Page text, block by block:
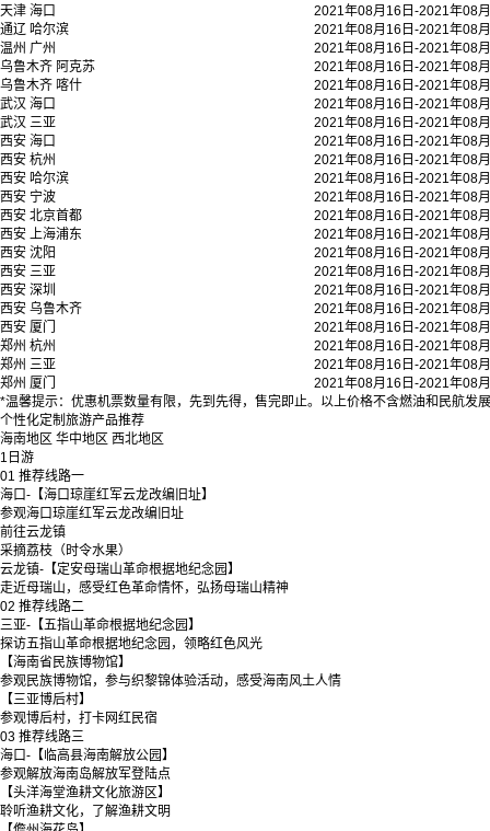
天津 海口
2021年08月16日-2021年08
通辽 哈尔滨
2021年08月16日-2021年08
温州 广州
2021年08月16日-2021年08
乌鲁木齐 阿克苏
2021年08月16日-2021年08
乌鲁木齐 喀什
2021年08月16日-2021年08
武汉 海口
2021年08月16日-2021年08
武汉 三亚
2021年08月16日-2021年08
西安 海口
2021年08月16日-2021年08
西安 杭州
2021年08月16日-2021年08
西安 哈尔滨
2021年08月16日-2021年08
西安 宁波
2021年08月16日-2021年08
西安 北京首都
2021年08月16日-2021年08
西安 上海浦东
2021年08月16日-2021年08
西安 沈阳
2021年08月16日-2021年08
西安 三亚
2021年08月16日-2021年08
西安 深圳
2021年08月16日-2021年08
西安 乌鲁木齐
2021年08月16日-2021年08
西安 厦门
2021年08月16日-2021年08
郑州 杭州
2021年08月16日-2021年08
郑州 三亚
2021年08月16日-2021年08
郑州 厦门
2021年08月16日-2021年08
*温馨提示：优惠机票数量有限，先到先得，售完即止。以上价格不含燃油和民航发
个性化定制旅游产品推荐
海南地区 华中地区 西北地区
1 日游
01 推荐线路一
海口-【海口琼崖红军云龙改编旧址】
参观海口琼崖红军云龙改编旧址
前往云龙镇
采摘荔枝（时令水果）
云龙镇-【定安母瑞山革命根据地纪念园】
走近母瑞山，感受红色革命情怀，弘扬母瑞山精神
02 推荐线路二
三亚-【五指山革命根据地纪念园】
探访五指山革命根据地纪念园，领略红色风光
【海南省民族博物馆】
参观民族博物馆，参与织黎锦体验活动，感受海南风土人情
【三亚博后村】
参观博后村，打卡网红民宿
03 推荐线路三
海口-【临高县海南解放公园】
参观解放海南岛解放军登陆点
【头洋海堂渔耕文化旅游区】
聆听渔耕文化，了解渔耕文明